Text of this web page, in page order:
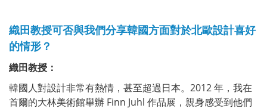
織田教授可否與我們分享韓國方面對於北歐設計喜好
的情形？
織田教授：
韓國人對設計非常有熱情，甚至超過日本。2012 年，我在
首爾的大林美術館舉辦 Finn Juhl 作品展，親身感受到他們